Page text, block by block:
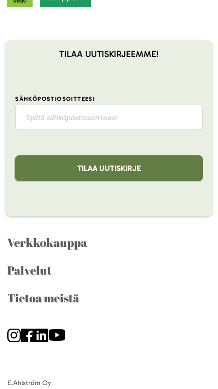
TILAA UUTISKIRJEEMME!
SÄHKÖPOSTIOSOITTEESI
TILAA UUTISKIRJE
Verkkokauppa
Palvelut
Tietoa meistä
E.Ahlström Oy